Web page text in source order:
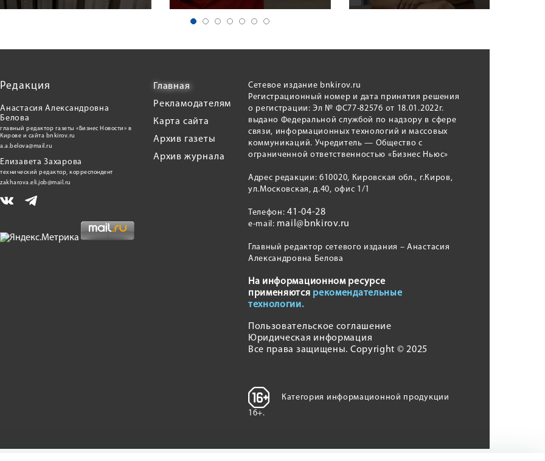
Редакция
Анастасия Александровна
Белова
главный редактор газеты «Бизнес Новости» в
Кирове и сайта bnkirov.ru
a.a.belova@mail.ru
Елизавета Захарова
технический редактор, корреспондент
zakharova.eli.job@mail.ru
Главная
Рекламодателям
Карта сайта
Архив газеты
Архив журнала
Сетевое издание bnkirov.ru
Регистрационный номер и дата принятия решения
о регистрации: Эл № ФС77-82576 от 18.01.2022г.
выдано Федеральной службой по надзору в сфере
связи, информационных технологий и массовых
коммуникаций. Учредитель — Общество с
ограниченной ответственностью «Бизнес Ньюс»
Адрес редакции: 610020, Кировская обл., г.Киров,
ул.Московская, д.40, офис 1/1
Телефон:41-04-28
e-mail: mail@bnkirov.ru
Главный редактор сетевого издания – Анастасия
Александровна Белова
На информационном ресурсе
применяются рекомендательные
технологии.
Пользовательское соглашение
Юридическая информация
Все права защищены. Copyright © 2025
Категория информационной продукции
16+.